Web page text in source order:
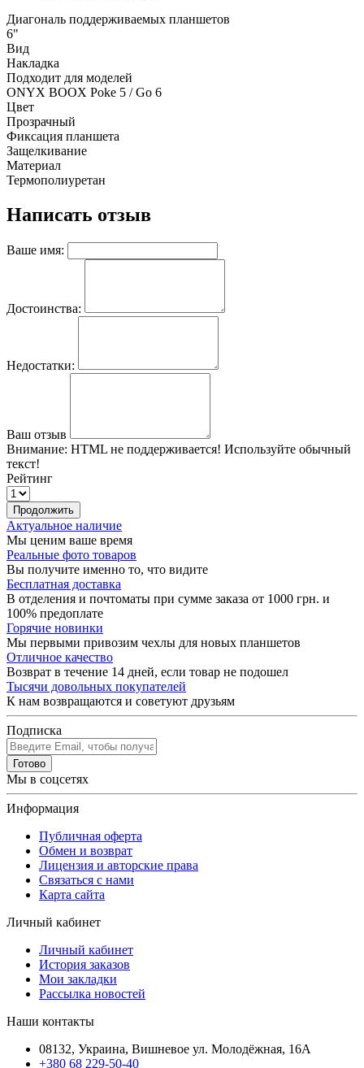
Диагональ поддерживаемых планшетов
6"
Вид
Накладка
Подходит для моделей
ONYX BOOX Poke 5 / Go 6
Цвет
Прозрачный
Фиксация планшета
Защелкивание
Материал
Термополиуретан
Написать отзыв
Ваше имя:
Достоинства:
Недостатки:
Ваш отзыв
Внимание: HTML не поддерживается! Используйте обычный
текст!
Рейтинг
Продолжить
Актуальное наличие
Мы ценим ваше время
Реальные фото товаров
Вы получите именно то, что видите
Бесплатная доставка
В отделения и почтоматы при сумме заказа от 1000 грн. и
100% предоплате
Горячие новинки
Мы первыми привозим чехлы для новых планшетов
Отличное качество
Возврат в течение 14 дней, если товар не подошел
Тысячи довольных покупателей
К нам возвращаются и советуют друзьям
Подписка
Готово
Мы в соцсетях
Информация
Публичная оферта
Обмен и возврат
Лицензия и авторские права
Связаться с нами
Карта сайта
Личный кабинет
Личный кабинет
История заказов
Мои закладки
Рассылка новостей
Наши контакты
08132, Украина, Вишневое ул. Молодёжная, 16А
+380 68 229-50-40